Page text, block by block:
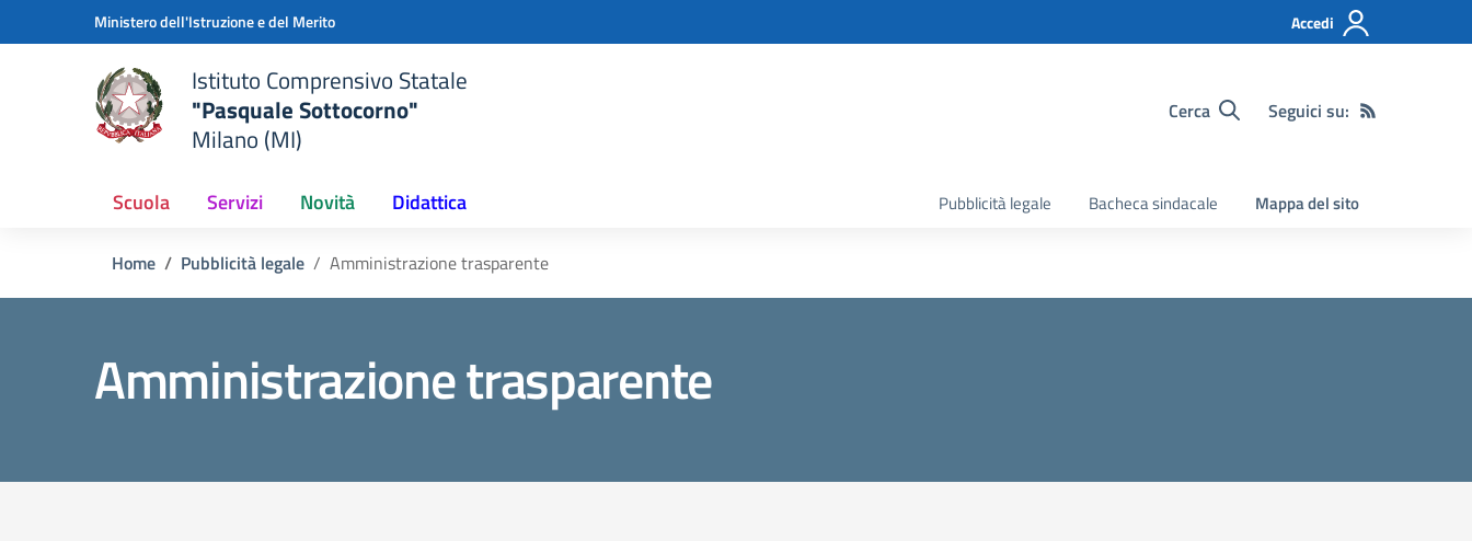
Vai ai contenuti
Vai al menu di navigazioneMinistero dell'Istruzione e del Merito Accedi
Istituto Comprensivo Statale
"Pasquale Sottocorno"
Milano (MI)
Cerca Seguici su:
Scuola Servizi Novità Didattica Pubblicità legale Bacheca sindacale Mappa del sito
Home Pubblicità legale Amministrazione trasparente
Amministrazione trasparente